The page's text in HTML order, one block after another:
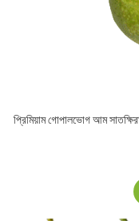
প্রিমিয়াম গোপালভোগ আম